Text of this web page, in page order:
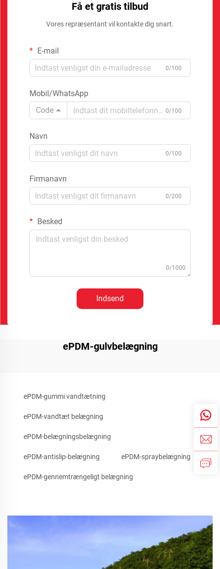
Få et gratis tilbud
Vores repræsentant vil kontakte dig snart.
E-mail
0/100
Mobil/WhatsApp
Code
0/100
Navn
0/100
Firmanavn
0/200
Besked
0/1000
Indsend
ePDM-gulvbelægning
ePDM-gummi vandtætning
ePDM-vandtæt belægning
ePDM-belægningsbelægning
ePDM-antislip-belægning ePDM-spraybelægning
ePDM-gennemtrængeligt belægning